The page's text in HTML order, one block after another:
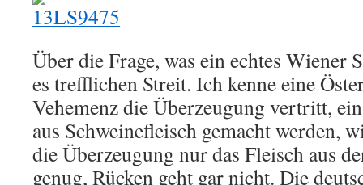
Über die Frage, was ein echtes Wiener
es trefflichen Streit. Ich kenne eine
Vehemenz die Überzeugung vertritt,
aus Schweinefleisch gemacht werden,
die Überzeugung nur das Fleisch aus
genug, Rücken geht gar nicht. Die